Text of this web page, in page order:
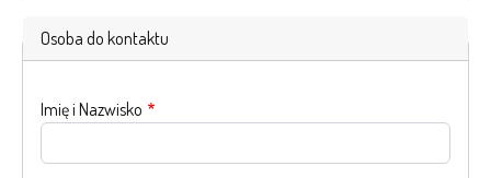
Osoba do kontaktu
Imię i Nazwisko